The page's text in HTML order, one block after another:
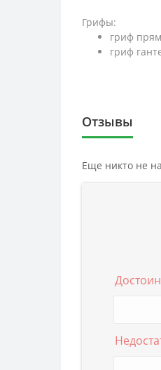
Грифы:
гриф
гриф
Отзывы
Еще никто не